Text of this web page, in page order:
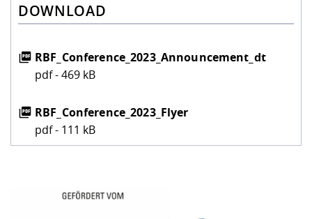
DOWNLOAD
RBF_Conference_2023_Announcement_dt
pdf - 469 kB
RBF_Conference_2023_Flyer
pdf - 111 kB